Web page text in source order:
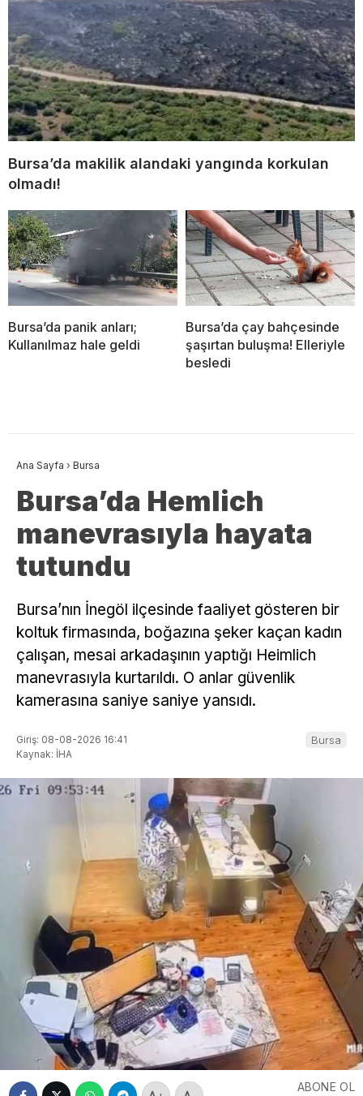
Bursa’da makilik alandaki yangında korkulan
olmadı!
Bursa’da panik anları;
Kullanılmaz hale geldi
Bursa’da çay bahçesinde
şaşırtan buluşma! Elleriyle
besledi
Ana Sayfa › Bursa
Bursa’da Hemlich
manevrasıyla hayata
tutundu
Bursa’nın İnegöl ilçesinde faaliyet gösteren bir
koltuk firmasında, boğazına şeker kaçan kadın
çalışan, mesai arkadaşının yaptığı Heimlich
manevrasıyla kurtarıldı. O anlar güvenlik
kamerasına saniye saniye yansıdı.
Giriş: 08-08-2026 16:41
Kaynak: İHA
Bursa
ABONE OL